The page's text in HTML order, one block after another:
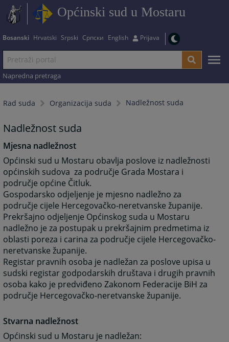
Općinski sud u Mostaru
Bosanski Hrvatski Srpski Српски English Prijava
Napredna pretraga
Rad suda Organizacija suda Nadležnost suda
Nadležnost suda
Mjesna nadležnost
Općinski sud u Mostaru obavlja poslove iz nadležnosti
općinskih sudova za područje Grada Mostara i
područje općine Čitluk.
Gospodarsko odjeljenje je mjesno nadležno za
područje cijele Hercegovačko-neretvanske županije.
Prekršajno odjeljenje Općinskog suda u Mostaru
nadležno je za postupak u prekršajnim predmetima iz
oblasti poreza i carina za područje cijele Hercegovačko-
neretvanske županije.
Registar pravnih osoba je nadležan za poslove upisa u
sudski registar godpodarskih društava i drugih pravnih
osoba kako je predviđeno Zakonom Federacije BiH za
područje Hercegovačko-neretvanske županije.
Stvarna nadležnost
Općinski sud u Mostaru je nadležan: